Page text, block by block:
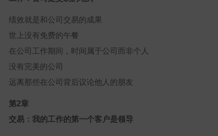
绩效就是和公司交易的成果
世上没有免费的午餐
在公司工作期间，时间属于公司而非个人
没有完美的公司
远离那些在公司背后议论他人的朋友
第2章
交易：我的工作的第一个客户是领导